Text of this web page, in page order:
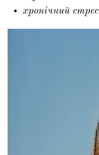
хронічний стрес